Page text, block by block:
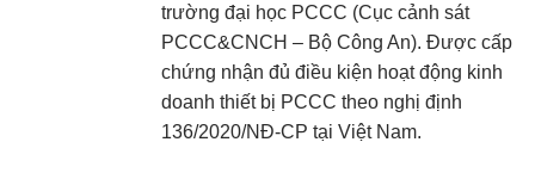
trường đại học PCCC (Cục cảnh sát
PCCC&CNCH – Bộ Công An). Được cấp
chứng nhận đủ điều kiện hoạt động kinh
doanh thiết bị PCCC theo nghị định
136/2020/NĐ-CP tại Việt Nam.